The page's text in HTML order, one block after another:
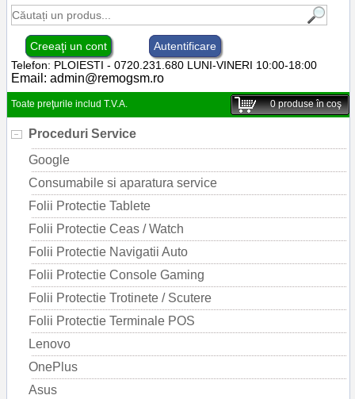
Creeaţi un cont
Autentificare
Telefon: PLOIESTI - 0720.231.680 LUNI-VINERI 10:00-18:00
Email: admin@remogsm.ro
Toate preţurile includ T.V.A. 0produse în coş
Proceduri Service
Google
Consumabile si aparatura service
Folii Protectie Tablete
Folii Protectie Ceas / Watch
Folii Protectie Navigatii Auto
Folii Protectie Console Gaming
Folii Protectie Trotinete / Scutere
Folii Protectie Terminale POS
Lenovo
OnePlus
Asus